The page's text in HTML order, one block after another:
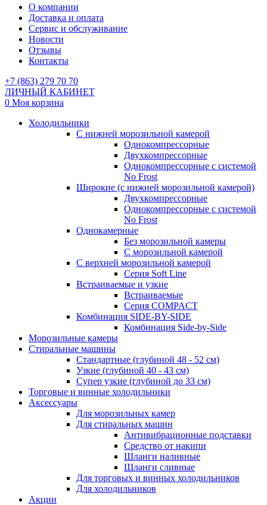
О компании
Доставка и оплата
Сервис и обслуживание
Новости
Отзывы
Контакты
+7 (863) 279 70 70
ЛИЧНЫЙ КАБИНЕТ
0 Моя корзина
Холодильники
С нижней морозильной камерой
Однокомпрессорные
Двухкомпрессорные
Однокомпрессорные с системой
No Frost
Широкие (с нижней морозильной камерой)
Двухкомпрессорные
Однокомпрессорные с системой
No Frost
Однокамерные
Без морозильной камеры
С морозильной камерой
С верхней морозильной камерой
Серия Soft Line
Встраиваемые и узкие
Встраиваемые
Серия СOMPACT
Комбинация SIDE-BY-SIDE
Комбинация Side-by-Side
Морозильные камеры
Стиральные машины
Стандартные (глубиной 48 - 52 см)
Узкие (глубиной 40 - 43 см)
Супер узкие (глубиной до 33 см)
Торговые и винные холодильники
Аксессуары
Для морозильных камер
Для стиральных машин
Антивибрационные подставки
Средство от накипи
Шланги наливные
Шланги сливные
Для торговых и винных холодильников
Для холодильников
Акции